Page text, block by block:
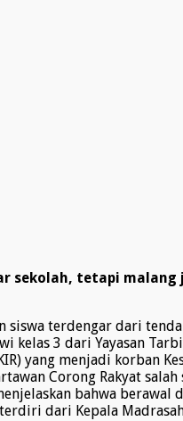
sekolah, tetapi
terdengar dari
kelas 3 dari Yayasan
yang menjadi korban
Corong Rakyat
bahwa berawal
dari Kepala